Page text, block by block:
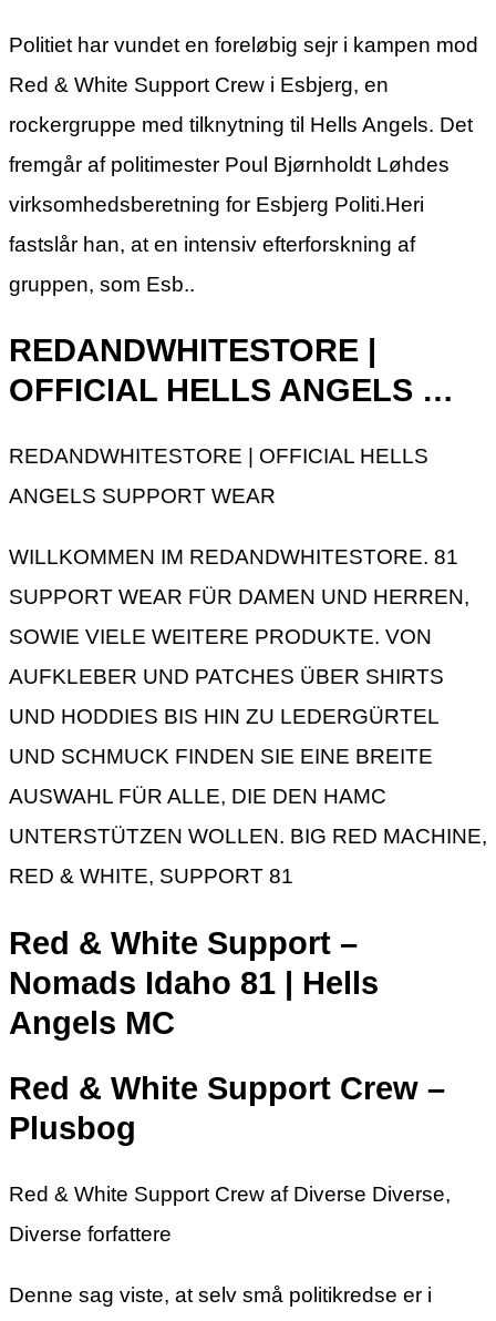
Politiet har vundet en foreløbig sejr i kampen mod
Red & White Support Crew i Esbjerg, en
rockergruppe med tilknytning til Hells Angels. Det
fremgår af politimester Poul Bjørnholdt Løhdes
virksomhedsberetning for Esbjerg Politi.Heri
fastslår han, at en intensiv efterforskning af
gruppen, som Esb..
REDANDWHITESTORE |
OFFICIAL HELLS ANGELS …
REDANDWHITESTORE | OFFICIAL HELLS
ANGELS SUPPORT WEAR
WILLKOMMEN IM REDANDWHITESTORE. 81
SUPPORT WEAR FÜR DAMEN UND HERREN,
SOWIE VIELE WEITERE PRODUKTE. VON
AUFKLEBER UND PATCHES ÜBER SHIRTS
UND HODDIES BIS HIN ZU LEDERGÜRTEL
UND SCHMUCK FINDEN SIE EINE BREITE
AUSWAHL FÜR ALLE, DIE DEN HAMC
UNTERSTÜTZEN WOLLEN. BIG RED MACHINE,
RED & WHITE, SUPPORT 81
Red & White Support –
Nomads Idaho 81 | Hells
Angels MC
Red & White Support Crew –
Plusbog
Red & White Support Crew af Diverse Diverse,
Diverse forfattere
Denne sag viste, at selv små politikredse er i